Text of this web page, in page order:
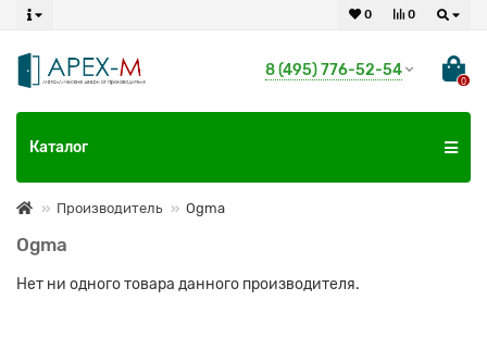
0
0
8 (495) 776-52-54
0
Каталог
Производитель Ogma
Ogma
Нет ни одного товара данного производителя.